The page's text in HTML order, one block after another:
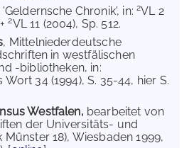
'Geldernsche Chronik', in:2VL 2
2VL 11 (2004), Sp. 512.
, Mittelniederdeutsche
in westfälischen
-bibliotheken, in:
34 (1994), S. 35-44, hier S.
Westfalen, bearbeitet von
der Universitäts- und
18), Wiesbaden 1999,